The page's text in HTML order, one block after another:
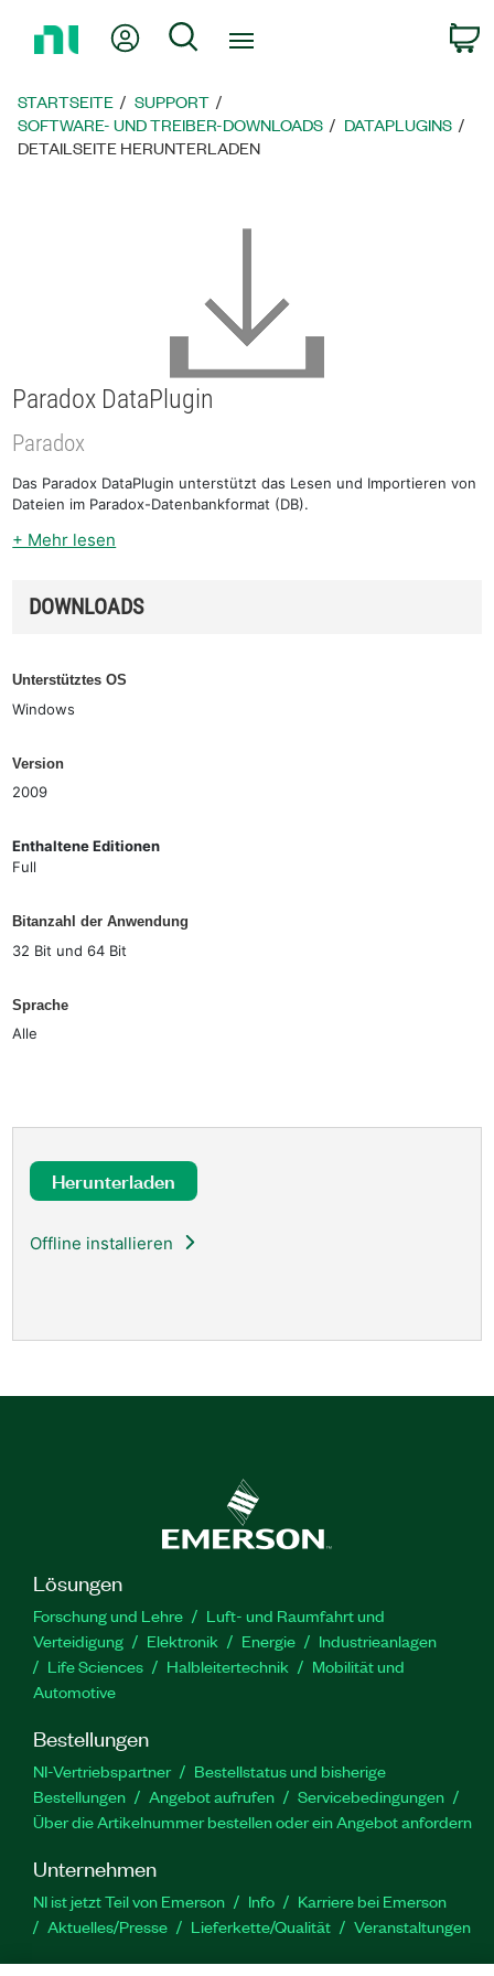
zur
Mein KontoSuche
STARTSEITE
SUPPORT
SOFTWARE- UND TREIBER-DOWNLOADS
DATAPLUGINS
DETAILSEITE HERUNTERLADEN
Paradox DataPlugin
Paradox
Das Paradox DataPlugin unterstützt das Lesen und Importieren von
Dateien im Paradox-Datenbankformat (DB).
+ Mehr lesen
DOWNLOADS
Unterstütztes OS
Windows
Version
2009
Enthaltene Editionen
Full
Bitanzahl der Anwendung
32 Bit und 64 Bit
Sprache
Alle
Herunterladen
Offline installieren
Lösungen
Forschung und Lehre
Luft- und Raumfahrt und
Verteidigung
Elektronik Energie
Industrieanlagen
Life Sciences
Halbleitertechnik
Mobilität und
Automotive
Bestellungen
NI-Vertriebspartner
Bestellstatus und bisherige
Bestellungen
Angebot aufrufen
Servicebedingungen
Über die Artikelnummer bestellen oder ein Angebot anfordern
Unternehmen
NI ist jetzt Teil von Emerson Info
Karriere bei Emerson
Aktuelles/Presse
Lieferkette/Qualität Veranstaltungen